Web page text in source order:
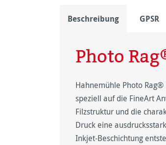
Beschreibung GPSR
Photo
Hahnemühle Photo
speziell auf die FineArt
Filzstruktur und die
Druck eine
Inkjet-Beschichtung